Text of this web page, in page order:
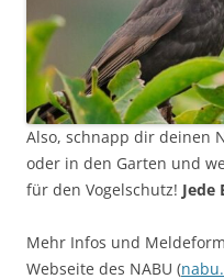
Also, schnapp dir deinen
oder in den Garten und
für den Vogelschutz! Jede
Mehr Infos und
Webseite des NABU (